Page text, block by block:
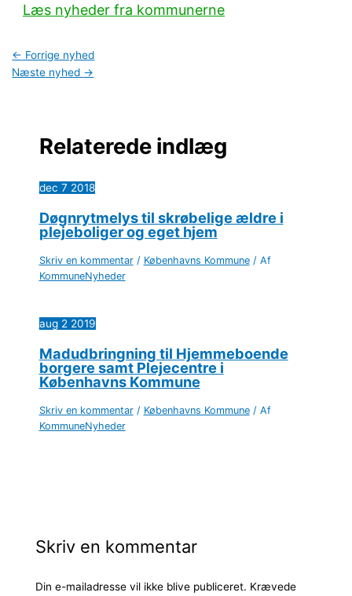
Læs nyheder fra kommunerne
← Forrige nyhed
Næste nyhed →
Relaterede indlæg
dec 7 2018
Døgnrytmelys til skrøbelige ældre i
plejeboliger og eget hjem
Skriv en kommentar / Københavns Kommune/ Af
KommuneNyheder
aug 2 2019
Madudbringning til Hjemmeboende
borgere samt Plejecentre i
Københavns Kommune
Skriv en kommentar / Københavns Kommune/ Af
KommuneNyheder
Skriv en kommentar
Din e-mailadresse vil ikke blive publiceret. Krævede